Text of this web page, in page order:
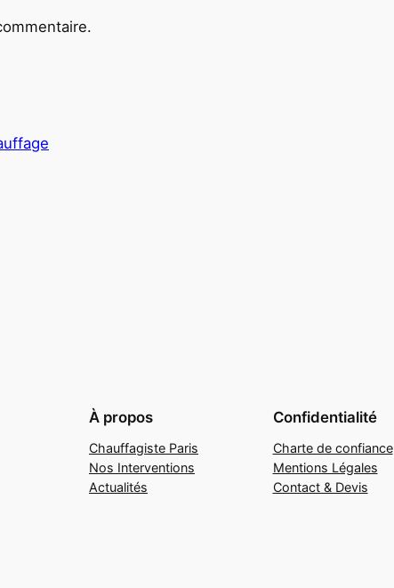
À propos
Chauffagiste Paris
Nos Interventions
Actualités
Confidentialité
Charte de confiance
Mentions Légales
Contact & Devis